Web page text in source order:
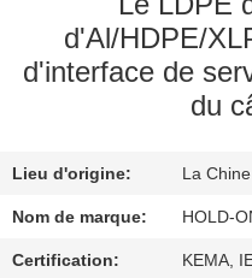
VISITE
CONTRÔLE
DE
QUALITÉ
d'Al/HDPE/
d'interface de
du
Lieu d'origine: La Chine
Nom de marque: HOLD-
Certification: KEMA,